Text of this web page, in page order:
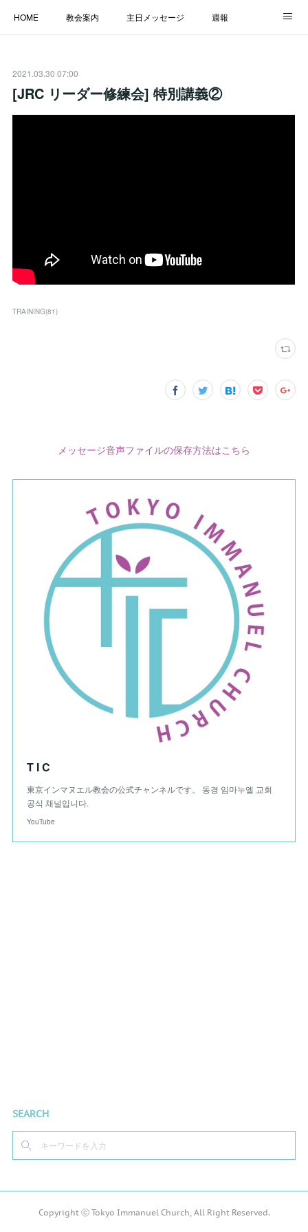
HOME 教会案内 主日メッセージ 週報
2021.03.30 07:00
[JRC リーダー修練会] 特別講義②
TRAINING(81)
メッセージ音声ファイルの保存方法はこちら
T I C
東京インマヌエル教会の公式チャンネルです。 동경 임마누엘 교회
공식 채널입니다.
YouTube
SEARCH
Copyright ⓒ Tokyo Immanuel Church, All Right Reserved.